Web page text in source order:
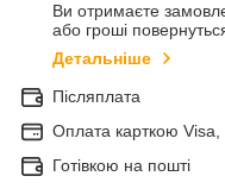
Ви отримаєте
або гроші
Детальніше
Післяплата
Оплата карткою
Готівкою на пошті